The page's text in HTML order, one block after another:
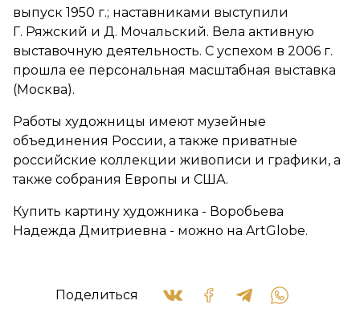
выпуск 1950 г.; наставниками выступили
Г. Ряжский и Д. Мочальский. Вела активную
выставочную деятельность. С успехом в 2006 г.
прошла ее персональная масштабная выставка
(Москва).
Работы художницы имеют музейные
объединения России, а также приватные
российские коллекции живописи и графики, а
также собрания Европы и США.
Купить картину художника - Воробьева
Надежда Дмитриевна - можно на ArtGlobe.
Поделиться